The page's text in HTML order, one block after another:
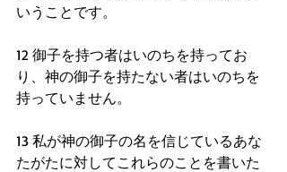
いうことです。
12 御子を持つ者はいのちを持ってお
り、神の御子を持たない者はいのちを
持っていません。
13 私が神の御子の名を信じているあな
たがたに対してこれらのことを書いた